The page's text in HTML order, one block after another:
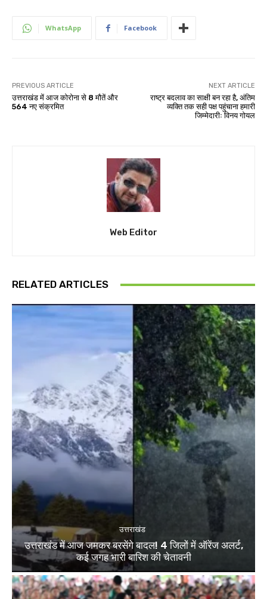
WhatsApp Facebook
PREVIOUS ARTICLE
उत्तराखंड में आज कोरोना से 8 मौतें और
564 नए संक्रमित
NEXT ARTICLE
राष्ट्र बदलाव का साक्षी बन रहा है, अंतिम
व्यक्ति तक सही पक्ष पहुंचाना हमारी
जिम्मेदारीः विनय गोयल
Web Editor
RELATED ARTICLES
उत्तराखंड
उत्तराखंड में आज जमकर बरसेंगे बादल! 4 जिलों में ऑरेंज अलर्ट,
कई जगह भारी बारिश की चेतावनी